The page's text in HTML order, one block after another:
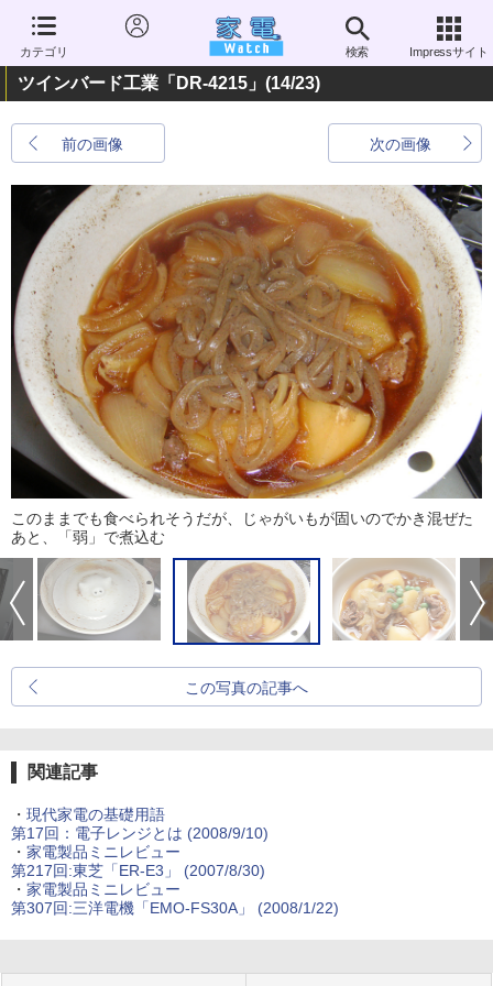
カテゴリ 検索 Impressサイト
ツインバード工業「DR-4215」 (14/23)
前の画像 次の画像
このままでも食べられそうだが、じゃがいもが固いのでかき混ぜた
あと、「弱」で煮込む
この写真の記事へ
関連記事
・ 現代家電の基礎用語
第17回：電子レンジとは (2008/9/10)
・ 家電製品ミニレビュー
第217回:東芝「ER-E3」 (2007/8/30)
・ 家電製品ミニレビュー
第307回:三洋電機「EMO-FS30A」 (2008/1/22)